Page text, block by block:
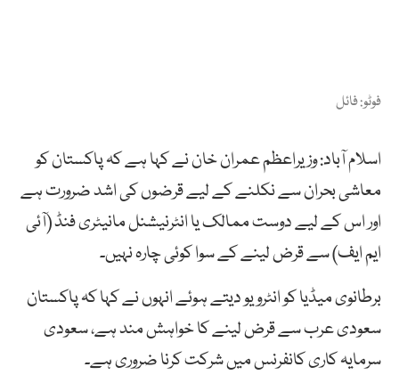
فوٹو: فائل
اسلام آباد: وزیراعظم عمران خان نے کہا ہے کہ پاکستان کو
معاشی بحران سے نکلنے کے لیے قرضوں کی اشد ضرورت ہے
اور اس کے لیے دوست ممالک یا انٹرنیشنل مانیٹری فنڈ (آئی
ایم ایف) سے قرض لینے کے سوا کوئی چارہ نہیں۔
برطانوی میڈیا کو انٹرویو دیتے ہوئے انہوں نے کہا کہ پاکستان
سعودی عرب سے قرض لینے کا خواہش مند ہے، سعودی
سرمایہ کاری کانفرنس میں شرکت کرنا ضروری ہے۔